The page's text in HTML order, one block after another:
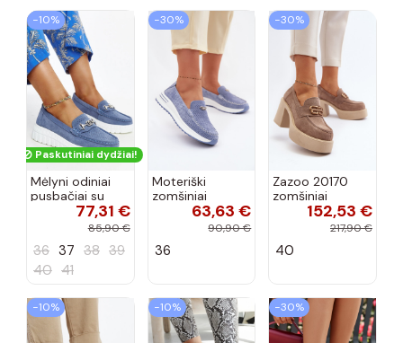
−10%
Paskutiniai dydžiai!
Mėlyni odiniai
pusbačiai su
dekoratyvine
sagtimi Taija
77,31 €
85,90 €
36 37 38 39
40 41
−30%
Moteriški
zomšiniai
mokasinai
Demela mėlynos
63,63 €
90,90 €
36
−30%
Zazoo 20170
zomšiniai
bateliai su
kulniukais smėlio
152,53 €
217,90 €
40
−10% −10% −30%